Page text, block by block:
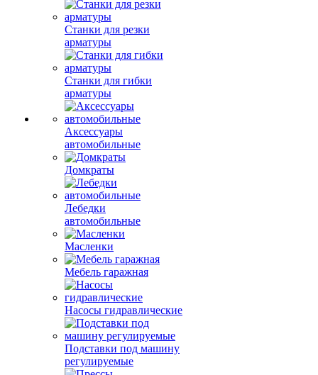
Плиткорезы
электрические
Сверлильные станки
Станки для резки
арматуры
Станки для гибки
арматуры
Аксессуары
автомобильные
Домкраты
Лебедки
автомобильные
Масленки
Мебель гаражная